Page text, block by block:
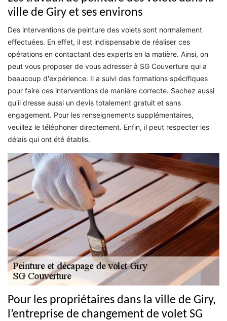
ville de Giry et ses environs
Des interventions de peinture des volets sont normalement
effectuées. En effet, il est indispensable de réaliser ces
opérations en contactant des experts en la matière. Ainsi, on
peut vous proposer de vous adresser à SG Couverture qui a
beaucoup d'expérience. Il a suivi des formations spécifiques
pour faire ces interventions de manière correcte. Sachez aussi
qu'il dresse aussi un devis totalement gratuit et sans
engagement. Pour les renseignements supplémentaires,
veuillez le téléphoner directement. Enfin, il peut respecter les
délais qui ont été établis.
Pour les propriétaires dans la ville de Giry,
l’entreprise de changement de volet SG